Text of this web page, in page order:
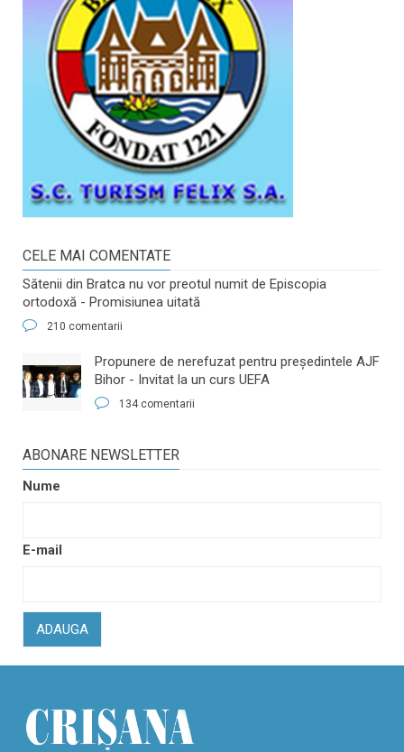
CELE MAI COMENTATE
Sătenii din Bratca nu vor preotul numit de Episcopia
ortodoxă - Promisiunea uitată
210 comentarii
​Propunere de nerefuzat pentru preşedintele AJF
Bihor - Invitat la un curs UEFA
134 comentarii
ABONARE NEWSLETTER
Nume
E-mail
ADAUGA